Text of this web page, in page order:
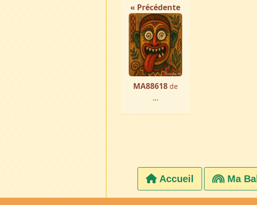
« Précédente
MA88618 de
...
Accueil Ma Bal